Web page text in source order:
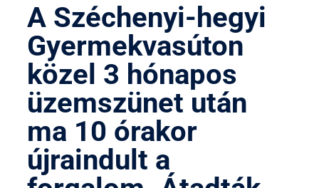
A Széchenyi-hegyi
Gyermekvasúton
közel 3 hónapos
üzemszünet után
ma 10 órakor
újraindult a